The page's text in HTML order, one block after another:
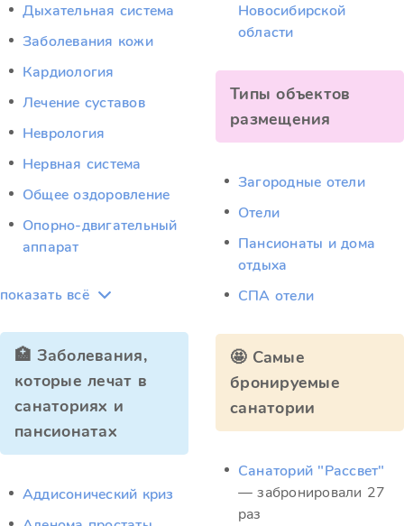
Дыхательная система
Заболевания кожи
Кардиология
Лечение суставов
Неврология
Нервная система
Общее оздоровление
Опорно-двигательный
аппарат
показать всё
🏥 Заболевания,
которые лечат в
санаториях и
пансионатах
Аддисонический криз
Новосибирской
области
Типы объектов
размещения
Загородные отели
Отели
Пансионаты и дома
отдыха
СПА отели
🤩 Самые
бронируемые
санатории
Санаторий "Рассвет"
— забронировали 27
раз